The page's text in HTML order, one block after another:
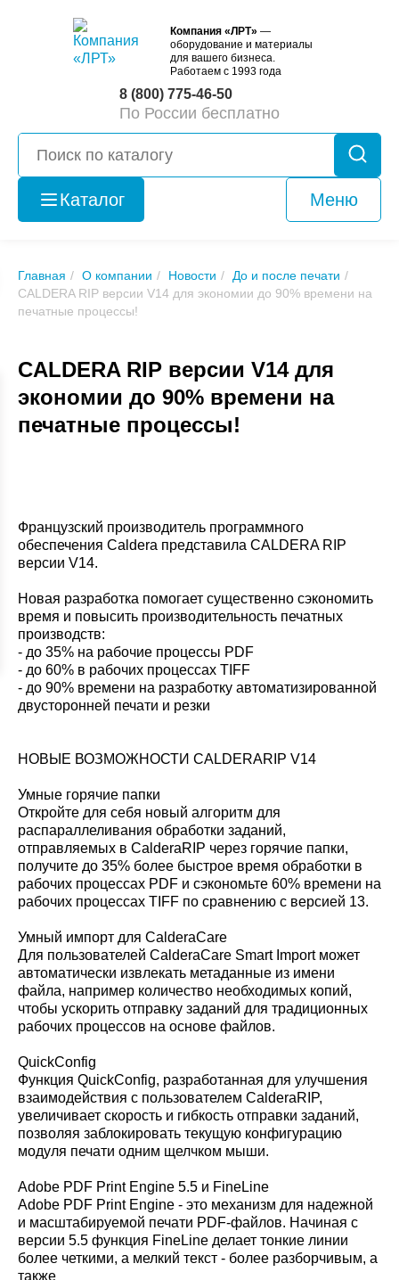
Компания «ЛРТ» —
оборудование и материалы
для вашего бизнеса.
Работаем с 1993 года
8 (800) 775-46-50
По России бесплатно
Каталог Меню
Оборудование
б/у
Главная О компании Новости
До и после печати
CALDERA RIP версии V14 для экономии до 90% времени на
печатные процессы!
CALDERA RIP версии V14 для
экономии до 90% времени на
печатные процессы!
Французский производитель программного
обеспечения Caldera представила CALDERA RIP
версии V14.
Новая разработка помогает существенно сэкономить
время и повысить производительность печатных
производств:
- до 35% на рабочие процессы PDF
- до 60% в рабочих процессах TIFF
- до 90% времени на разработку автоматизированной
двусторонней печати и резки
НОВЫЕ ВОЗМОЖНОСТИ CALDERARIP V14
Умные горячие папки
Откройте для себя новый алгоритм для
распараллеливания обработки заданий,
отправляемых в CalderaRIP через горячие папки,
получите до 35% более быстрое время обработки в
рабочих процессах PDF и сэкономьте 60% времени на
рабочих процессах TIFF по сравнению с версией 13.
Умный импорт для CalderaCare
Для пользователей CalderaCare Smart Import может
автоматически извлекать метаданные из имени
файла, например количество необходимых копий,
чтобы ускорить отправку заданий для традиционных
рабочих процессов на основе файлов.
QuickConfig
Функция QuickConfig, разработанная для улучшения
взаимодействия с пользователем CalderaRIP,
увеличивает скорость и гибкость отправки заданий,
позволяя заблокировать текущую конфигурацию
модуля печати одним щелчком мыши.
Adobe PDF Print Engine 5.5 и FineLine
Adobe PDF Print Engine - это механизм для надежной
и масштабируемой печати PDF-файлов. Начиная с
версии 5.5 функция FineLine делает тонкие линии
более четкими, а мелкий текст - более разборчивым, а
также